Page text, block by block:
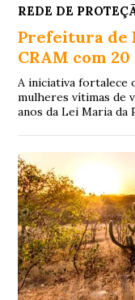
REDE DE
Prefeitura de
CRAM com
A iniciativa fortalece
mulheres vítimas de
anos da Lei Maria da